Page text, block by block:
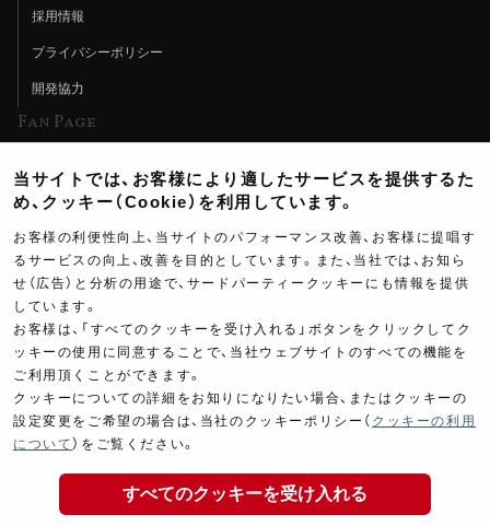
採用情報
プライバシーポリシー
開発協力
Fan Page
ヨシムラTV
イベント情報
イベントスケジュール
ツーリングブレイクタイム
製品ポスター
Copyright ©YOSHIMURA JAPAN Co,Ltd. All Rights
当サイトでは、お客様により適したサービスを提供するた
め、クッキー（Cookie）を利用しています。
お客様の利便性向上、当サイトのパフォーマンス改善、お客様に提唱す
るサービスの向上、改善を目的としています。また、当社では、お知ら
せ（広告）と分析の用途で、サードパーティークッキーにも情報を提供
しています。
お客様は、「すべてのクッキーを受け入れる」ボタンをクリックしてク
ッキーの使用に同意することで、当社ウェブサイトのすべての機能を
ご利用頂くことができます。
クッキーについての詳細をお知りになりたい場合、またはクッキーの
設定変更をご希望の場合は、当社のクッキーポリシー（ クッキーの利用
について ）をご覧ください。
すべてのクッキーを受け入れる